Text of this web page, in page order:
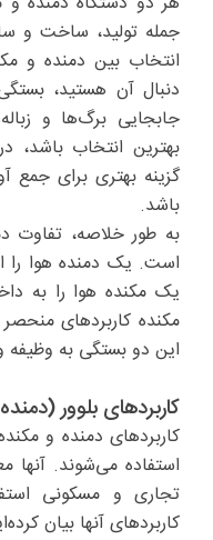
جمله تولید، ساخت و
انتخاب بین دمنده و
دنبال آن هستید،
جابجایی برگ‌ها و
بهترین انتخاب
گزینه بهتری برای جمع
باشد.
به طور خلاصه، تفاوت
است. یک دمنده هوا را
یک مکنده هوا را به
مکنده کاربردهای
این دو بستگی به وظیفه
کاربردهای بلوور
کاربردهای دمنده و
استفاده می‌شوند. آنها
تجاری و مسکونی
کاربردهای آنها بیان